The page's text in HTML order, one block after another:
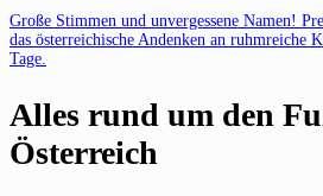
Große Stimmen und unvergessene Namen!
das österreichische Andenken an ruhmreiche
Tage.
Alles rund um den
Österreich